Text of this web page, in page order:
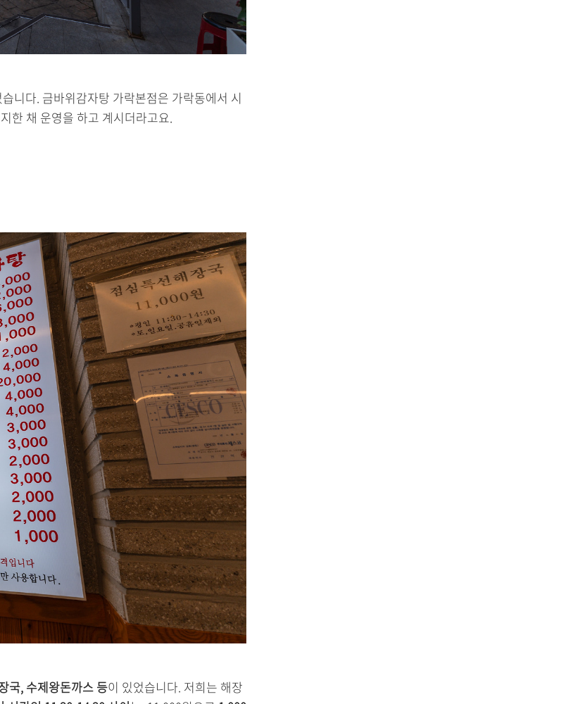
니다. 금바위감자탕 가락본점은 가락동에서 시
한 채 운영을 하고 계시더라고요.
국, 수제왕돈까스 등이 있었습니다. 저희는 해장